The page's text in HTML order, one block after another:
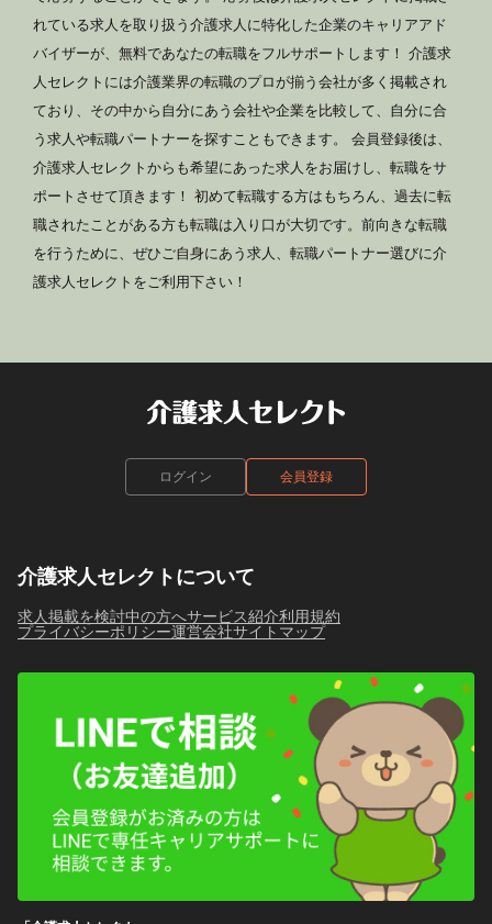
れている求人を取り扱う介護求人に特化した企業のキャリアアド
バイザーが、無料であなたの転職をフルサポートします！ 介護求
人セレクトには介護業界の転職のプロが揃う会社が多く掲載され
ており、その中から自分にあう会社や企業を比較して、自分に合
う求人や転職パートナーを探すこともできます。 会員登録後は、
介護求人セレクトからも希望にあった求人をお届けし、転職をサ
ポートさせて頂きます！ 初めて転職する方はもちろん、過去に転
職されたことがある方も転職は入り口が大切です。前向きな転職
を行うために、ぜひご自身にあう求人、転職パートナー選びに介
護求人セレクトをご利用下さい！
ログイン 会員登録
介護求人セレクトについて
求人掲載を検討中の方へサービス紹介利用規約
プライバシーポリシー運営会社サイトマップ